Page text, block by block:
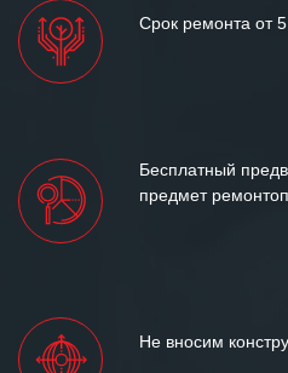
Срок ремонта от
Бесплатный
предмет
Не вносим